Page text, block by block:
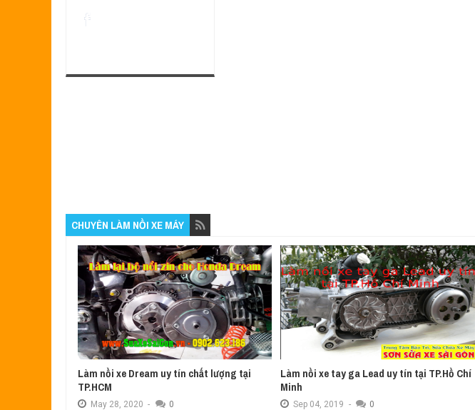
CHUYÊN LÀM NỒI XE MÁY
Làm nồi xe Dream uy tín chất lượng tại
TP.HCM
May 28, 2020 - 0
Làm nồi xe tay ga Lead uy tín tại TP.Hồ Chí
Minh
Sep 04, 2019 - 0